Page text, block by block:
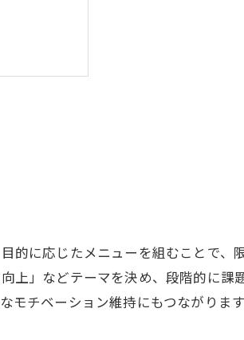
ム
方
紹介
的に応じたメニューを組むことで、
上」などテーマを決め、段階的に課
チベーション維持にもつながります